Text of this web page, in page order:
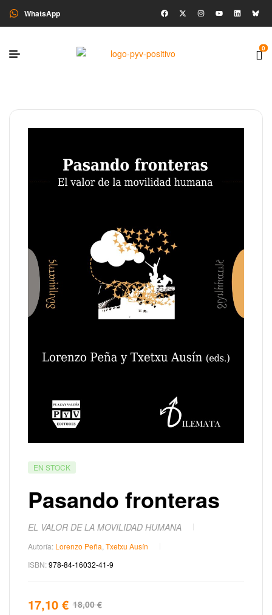
WhatsApp
0
EN STOCK
Pasando fronteras
EL VALOR DE LA MOVILIDAD HUMANA
Autoría: Lorenzo Peña Txetxu Ausín
ISBN:978-84-16032-41-9
18,00€
17,10 €